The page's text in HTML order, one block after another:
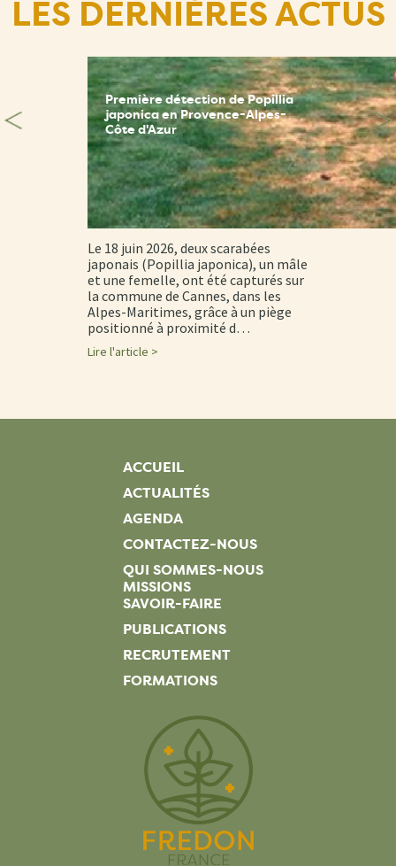
LES DERNIÈRES ACTUS
Première détection de Popillia
japonica en Provence-Alpes-
Côte d'Azur
Le 18 juin 2026, deux scarabées
japonais (Popillia japonica), un mâle
et une femelle, ont été capturés sur
la commune de Cannes, dans les
Alpes-Maritimes, grâce à un piège
positionné à proximité d…
Lire l'article >
ACCUEIL
ACTUALITÉS
AGENDA
CONTACTEZ-NOUS
QUI SOMMES-NOUS
MISSIONS
SAVOIR-FAIRE
PUBLICATIONS
RECRUTEMENT
FORMATIONS